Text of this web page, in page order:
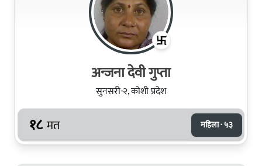
अन्जना देवी गुप्ता
सुनसरी-२, कोशी प्रदेश
१८ मत महिला · ५३